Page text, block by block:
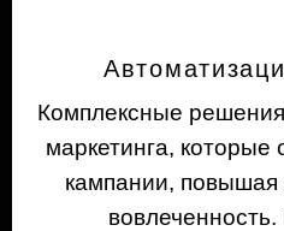
Комплексные
маркетинга,
кампании,